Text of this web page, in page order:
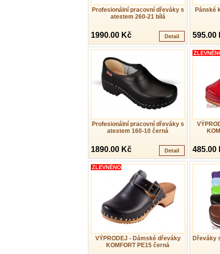
Profesionální pracovní dřeváky s
atestem 260-21 bílá
1990.00 Kč Detail
Pánské
595.00
Profesionální pracovní dřeváky s
atestem 160-10 černá
1890.00 Kč Detail 485.00
VÝPRODEJ - Dámské dřeváky
KOMFORT PE15 černá
ZLEVNĚNO
Dřeváky